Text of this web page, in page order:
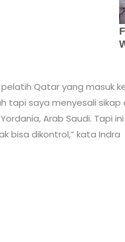
Qatar yang masuk
tapi saya menyesali
Arab Saudi. Tapi
bisa dikontrol,” kata Indra